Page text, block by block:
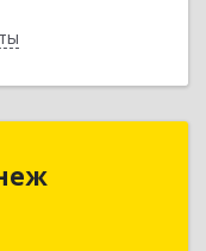
Воронеж
г, 20-летия